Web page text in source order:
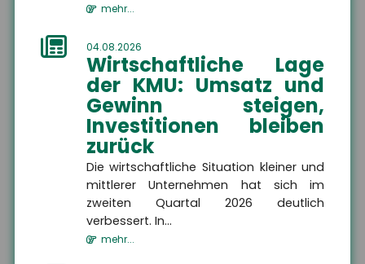
mehr...
04.08.2026
Wirtschaftliche Lage
der KMU: Umsatz und
Gewinn steigen,
Investitionen bleiben
zurück
Die wirtschaftliche Situation kleiner und
mittlerer Unternehmen hat sich im
zweiten Quartal 2026 deutlich
verbessert. In...
mehr...
Ausbildungsvergütungen
bundesweit gestiegen